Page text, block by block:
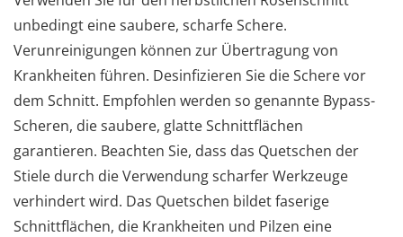
unbedingt eine saubere, scharfe Schere.
Verunreinigungen können zur Übertragung von
Krankheiten führen. Desinfizieren Sie die Schere vor
dem Schnitt. Empfohlen werden so genannte Bypass-
Scheren, die saubere, glatte Schnittflächen
garantieren. Beachten Sie, dass das Quetschen der
Stiele durch die Verwendung scharfer Werkzeuge
verhindert wird. Das Quetschen bildet faserige
Schnittflächen, die Krankheiten und Pilzen eine